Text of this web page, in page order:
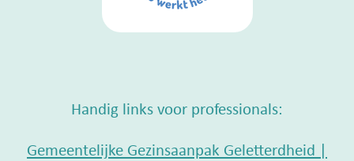
Handig links voor professionals:
Gemeentelijke Gezinsaanpak Geletterdheid |